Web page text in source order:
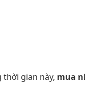
gian này, mua